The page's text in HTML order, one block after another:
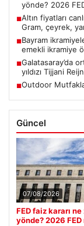
yönde? 2026
■Altın fiyatları
Gram, çeyrek,
■Bayram
emekli ikramiye
■Galatasaray’da
yıldızı Tijjani
■Outdoor
Güncel
07/08/2026
FED faiz kararı
yönde? 2026 FED